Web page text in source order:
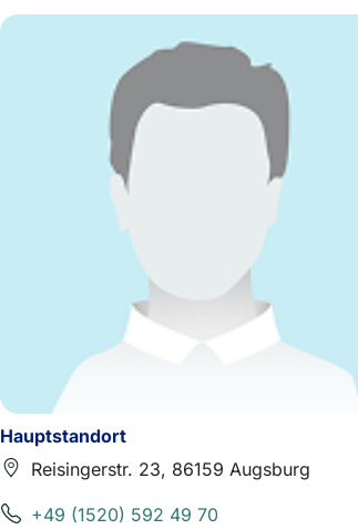
Hauptstandort
Reisingerstr. 23, 86159 Augsburg
+49 (1520) 592 49 70